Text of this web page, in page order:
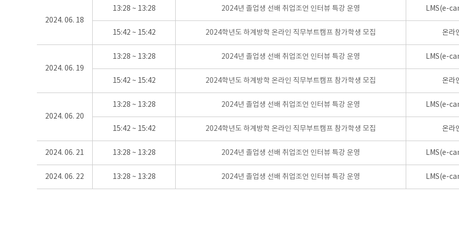
2024. 06. 18
13:28 ~ 13:28 2024년 졸업생 선배 취업조언 인터뷰 특강 운영 LMS(e-
15:42 ~ 15:42 2024학년도 하계방학 온라인 직무부트캠프 참가학생 모집 온라
2024. 06. 19
13:28 ~ 13:28 2024년 졸업생 선배 취업조언 인터뷰 특강 운영 LMS(e-
15:42 ~ 15:42 2024학년도 하계방학 온라인 직무부트캠프 참가학생 모집 온라
2024. 06. 20
13:28 ~ 13:28 2024년 졸업생 선배 취업조언 인터뷰 특강 운영 LMS(e-
15:42 ~ 15:42 2024학년도 하계방학 온라인 직무부트캠프 참가학생 모집 온라
2024. 06. 21 13:28 ~ 13:28 2024년 졸업생 선배 취업조언 인터뷰 특강 운영 LMS(e-
2024. 06. 22 13:28 ~ 13:28 2024년 졸업생 선배 취업조언 인터뷰 특강 운영 LMS(e-